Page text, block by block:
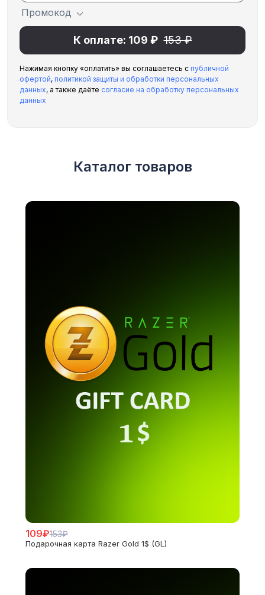
Промокод
К оплате: 109 ₽ 153 ₽
Нажимая кнопку «оплатить» вы соглашаетесь с публичной
офертой, политикой защиты и обработки персональных
данных, а также даёте согласие на обработку персональных
данных
Каталог товаров
109₽153₽
Подарочная карта Razer Gold 1$ (GL)